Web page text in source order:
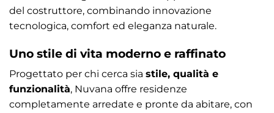
del costruttore, combinando innovazione
tecnologica, comfort ed eleganza naturale.
Uno stile di vita moderno e raffinato
Progettato per chi cerca sia stile, qualità e
funzionalità, Nuvana offre residenze
completamente arredate e pronte da abitare, con